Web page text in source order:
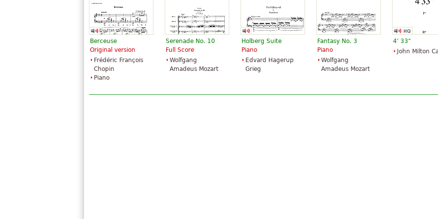
Berceuse
Original version
Frédéric François
Chopin
Piano
Serenade No. 10
Full Score
Wolfgang
Amadeus Mozart
Holberg Suite
Piano
Edvard Hagerup
Grieg
Fantasy No. 3
Piano
Wolfgang
Amadeus Mozart
4' 33"
John Milton